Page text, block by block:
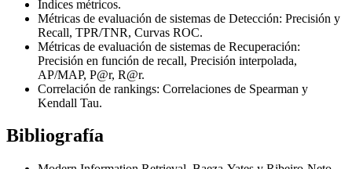
Índices métricos.
Métricas de evaluación de sistemas de Detección: Precisión y
Recall, TPR/TNR, Curvas ROC.
Métricas de evaluación de sistemas de Recuperación:
Precisión en función de recall, Precisión interpolada,
AP/MAP, P@r, R@r.
Correlación de rankings: Correlaciones de Spearman y
Kendall Tau.
Bibliografía